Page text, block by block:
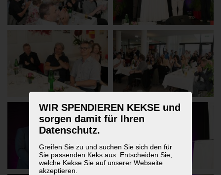
WIR SPENDIEREN KEKSE und
sorgen damit für Ihren
Datenschutz.
Greifen Sie zu und suchen Sie sich den für
Sie passenden Keks aus. Entscheiden Sie,
welche Kekse Sie auf unserer Webseite
akzeptieren.